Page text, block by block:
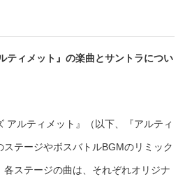
ティメット』の楽曲とサントラについ
アルティメット』（以下、『アルティ
ステージやボスバトルBGMのリミック
各ステージの曲は、それぞれオリジナ